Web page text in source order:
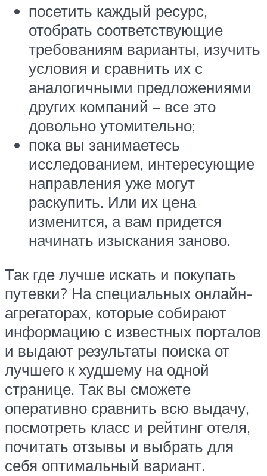
посетить каждый ресурс,
отобрать соответствующие
требованиям варианты, изучить
условия и сравнить их с
аналогичными предложениями
других компаний – все это
довольно утомительно;
пока вы занимаетесь
исследованием, интересующие
направления уже могут
раскупить. Или их цена
изменится, а вам придется
начинать изыскания заново.
Так где лучше искать и покупать
путевки? На специальных онлайн-
агрегаторах, которые собирают
информацию с известных порталов
и выдают результаты поиска от
лучшего к худшему на одной
странице. Так вы сможете
оперативно сравнить всю выдачу,
посмотреть класс и рейтинг отеля,
почитать отзывы и выбрать для
себя оптимальный вариант.